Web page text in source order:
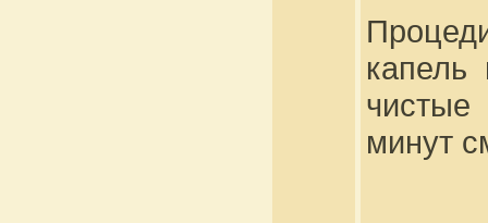
капель
чистые
минут